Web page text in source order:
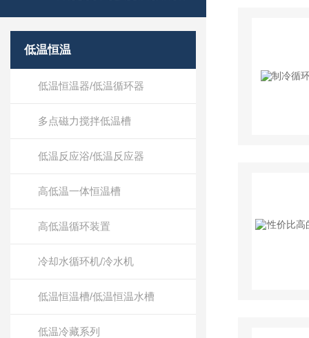
低温恒温
低温恒温器/低温循环器
多点磁力搅拌低温槽
低温反应浴/低温反应器
高低温一体恒温槽
高低温循环装置
冷却水循环机/冷水机
低温恒温槽/低温恒温水槽
低温冷藏系列